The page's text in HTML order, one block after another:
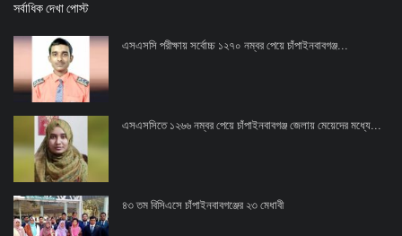
খাগড়াছড়ি
ব্রাহ্মণবাড়িয়া
পটুয়াখালী
জাতীয়
আন্তর্জাতিক
সর্বাধিক দেখা পোস্ট
এসএসসি পরীক্ষায় সর্বোচ্চ ১২৭০ নম্বর পেয়ে চাঁপাইনবাবগঞ্জ...
এসএসসিতে ১২৬৬ নম্বর পেয়ে চাঁপাইনবাবগঞ্জ জেলায় মেয়েদের মধ্যে...
৪৩ তম বিসিএসে চাঁপাইনবাবগঞ্জের ২৩ মেধাবী